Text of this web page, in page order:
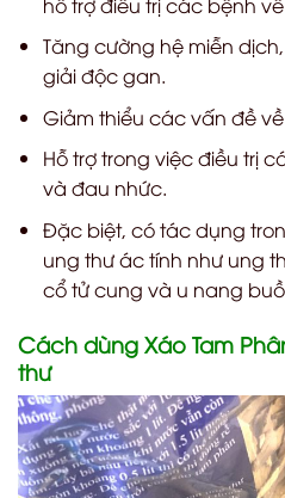
Tăng cường hệ miễn
giải độc gan.
Giảm thiểu các vấn đề
Hỗ trợ trong việc điều trị
và đau nhức.
Đặc biệt, có tác dụng
ung thư ác tính như ung
cổ tử cung và u nang
Cách dùng Xáo Tam
thư